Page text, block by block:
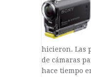
hicieron. Las
de cámaras
hace tiempo